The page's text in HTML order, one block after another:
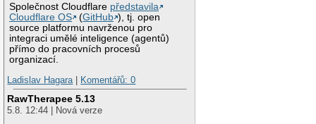
Společnost Cloudflare představila
Cloudflare OS
(GitHub ), tj. open
source platformu navrženou pro
integraci umělé inteligence (agentů)
přímo do pracovních procesů
organizací.
Ladislav Hagara| Komentářů: 0
RawTherapee 5.13
5.8. 12:44 | Nová verze